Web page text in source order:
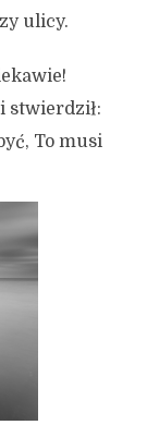
ulicy.
stwierdził:
To musi